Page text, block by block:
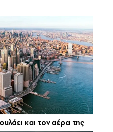
και τον αέρα της